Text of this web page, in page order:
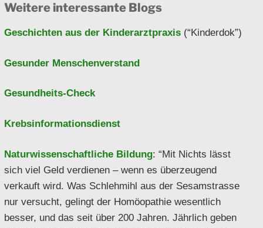
Weitere interessante Blogs
Geschichten aus der Kinderarztpraxis (“Kinderdok”)
Gesunder Menschenverstand
Gesundheits-Check
Krebsinformationsdienst
Naturwissenschaftliche Bildung: “Mit Nichts lässt
sich viel Geld verdienen – wenn es überzeugend
verkauft wird. Was Schlehmihl aus der Sesamstrasse
nur versucht, gelingt der Homöopathie wesentlich
besser, und das seit über 200 Jahren. Jährlich geben